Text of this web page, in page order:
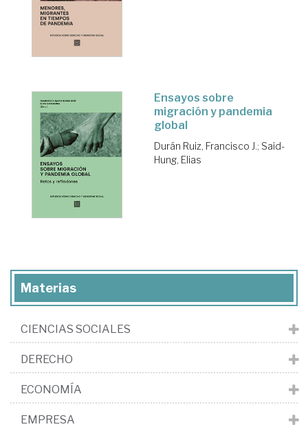
Ensayos sobre
migración y pandemia
global
Durán Ruiz, Francisco J.; Said-
Hung, Elias
Materias
CIENCIAS SOCIALES
DERECHO
ECONOMÍA
EMPRESA